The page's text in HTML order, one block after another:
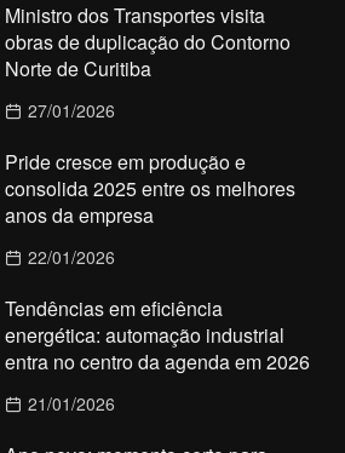
Ministro dos Transportes visita
obras de duplicação do Contorno
Norte de Curitiba
27/01/2026
Pride cresce em produção e
consolida 2025 entre os melhores
anos da empresa
22/01/2026
Tendências em eficiência
energética: automação industrial
entra no centro da agenda em 2026
21/01/2026